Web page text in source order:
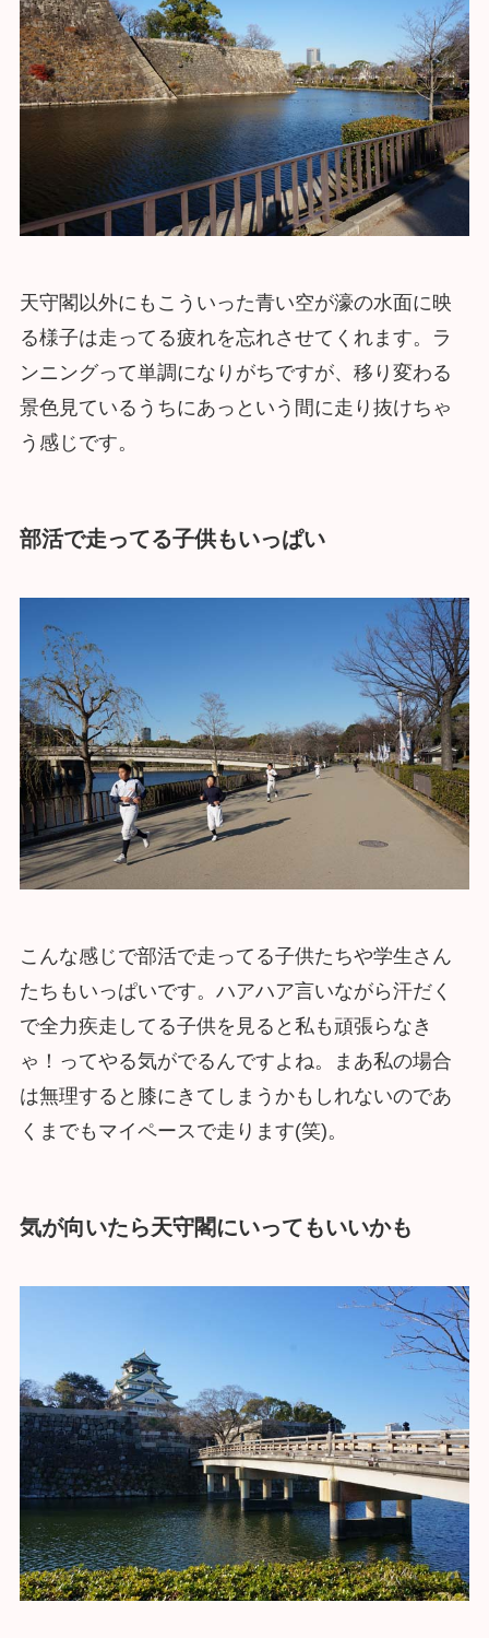
天守閣以外にもこういった青い空が濠の水面に映
る様子は走ってる疲れを忘れさせてくれます。ラ
ンニングって単調になりがちですが、移り変わる
景色見ているうちにあっという間に走り抜けちゃ
う感じです。
部活で走ってる子供もいっぱい
こんな感じで部活で走ってる子供たちや学生さん
たちもいっぱいです。ハアハア言いながら汗だく
で全力疾走してる子供を見ると私も頑張らなき
ゃ！ってやる気がでるんですよね。まあ私の場合
は無理すると膝にきてしまうかもしれないのであ
くまでもマイペースで走ります(笑)。
気が向いたら天守閣にいってもいいかも